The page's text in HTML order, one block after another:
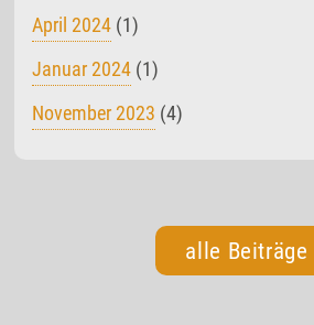
April 2024(1)
Januar 2024(1)
November 2023 (4)
alle Beiträge